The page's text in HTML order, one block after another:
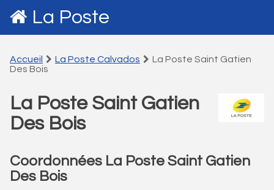
La Poste
Accueil La Poste Calvados
La Poste Saint Gatien
Des Bois
La Poste Saint Gatien
Des Bois
Coordonnées La Poste Saint Gatien
Des Bois